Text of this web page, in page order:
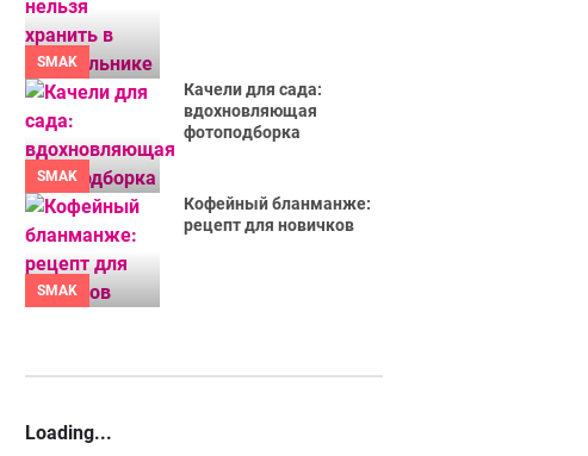
SMAK
SMAK
Качели для сада:
вдохновляющая
фотоподборка
SMAK
Кофейный бланманже:
рецепт для новичков
Loading...